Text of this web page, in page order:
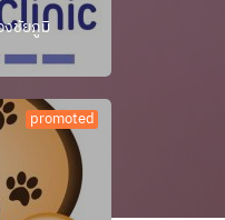
งชัยภูมิ
promoted